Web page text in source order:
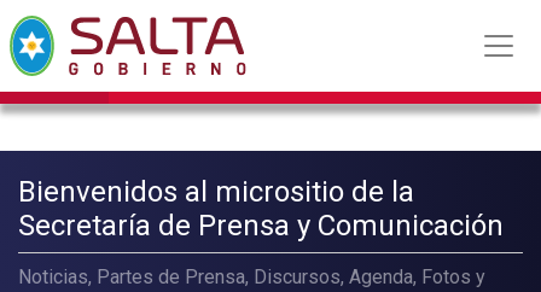
Bienvenidos al micrositio de la
Secretaría de Prensa y Comunicación
Noticias, Partes de Prensa, Discursos, Agenda, Fotos y